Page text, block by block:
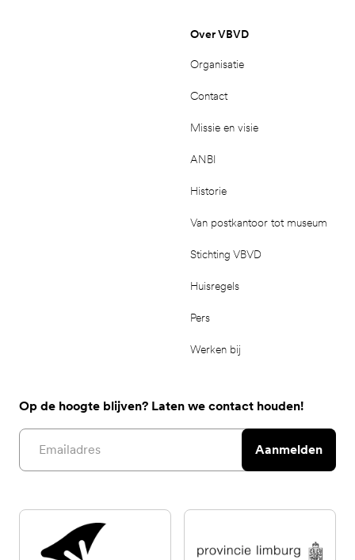
Over VBVD
Organisatie
Contact
Missie en visie
ANBI
Historie
Van postkantoor tot museum
Stichting VBVD
Huisregels
Pers
Werken bij
Op de hoogte blijven? Laten we contact houden!
Email address
Aanmelden